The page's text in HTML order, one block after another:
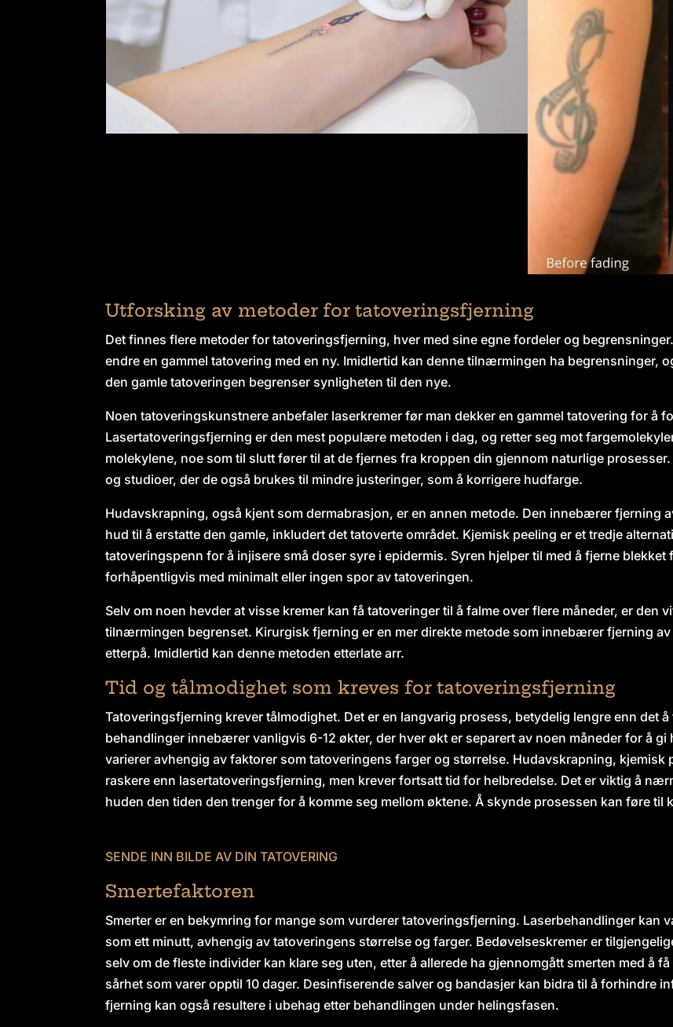
Utforsking av metoder for tatoveringsfjerning
Det finnes flere metoder for tatoveringsfjerning, hver med sine egne fordeler og
endre en gammel tatovering med en ny. Imidlertid kan denne tilnærmingen ha begrensninger,
den gamle tatoveringen begrenser synligheten til den nye.
Noen tatoveringskunstnere anbefaler laserkremer før man dekker en gammel tatovering for å
Lasertatoveringsfjerning er den mest populære metoden i dag, og retter seg mot
molekylene, noe som til slutt fører til at de fjernes fra kroppen din gjennom naturlige
og studioer, der de også brukes til mindre justeringer, som å korrigere hudfarge.
Hudavskrapning, også kjent som dermabrasjon, er en annen metode. Den innebærer fjerning
hud til å erstatte den gamle, inkludert det tatoverte området. Kjemisk peeling er et tredje
tatoveringspenn for å injisere små doser syre i epidermis. Syren hjelper til med å fjerne
forhåpentligvis med minimalt eller ingen spor av tatoveringen.
Selv om noen hevder at visse kremer kan få tatoveringer til å falme over flere måneder, er den
tilnærmingen begrenset. Kirurgisk fjerning er en mer direkte metode som innebærer fjerning
etterpå. Imidlertid kan denne metoden etterlate arr.
Tid og tålmodighet som kreves for tatoveringsfjerning
Tatoveringsfjerning krever tålmodighet. Det er en langvarig prosess, betydelig lengre enn det
behandlinger innebærer vanligvis 6-12 økter, der hver økt er separert av noen måneder for å
varierer avhengig av faktorer som tatoveringens farger og størrelse. Hudavskrapning,
raskere enn lasertatoveringsfjerning, men krever fortsatt tid for helbredelse. Det er viktig å
huden den tiden den trenger for å komme seg mellom øktene. Å skynde prosessen kan føre til
SENDE INN BILDE AV DIN TATOVERING
Smertefaktoren
Smerter er en bekymring for mange som vurderer tatoveringsfjerning. Laserbehandlinger kan
som ett minutt, avhengig av tatoveringens størrelse og farger. Bedøvelseskremer er
selv om de fleste individer kan klare seg uten, etter å allerede ha gjennomgått smerten med å
sårhet som varer opptil 10 dager. Desinfiserende salver og bandasjer kan bidra til å forhindre
fjerning kan også resultere i ubehag etter behandlingen under helingsfasen.